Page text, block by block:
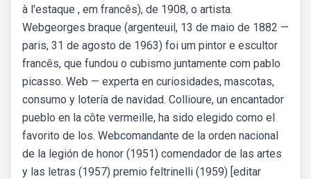
à l'estaque , em francês), de 1908, o artista.
Webgeorges braque (argenteuil, 13 de maio de 1882 —
paris, 31 de agosto de 1963) foi um pintor e escultor
francês, que fundou o cubismo juntamente com pablo
picasso. Web — experta en curiosidades, mascotas,
consumo y lotería de navidad. Collioure, un encantador
pueblo en la côte vermeille, ha sido elegido como el
favorito de los. Webcomandante de la orden nacional
de la legión de honor (1951) comendador de las artes
y las letras (1957) premio feltrinelli (1959) [editar